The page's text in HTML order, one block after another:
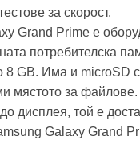
за скорост.
Grand Prime е
потребителска
8 GB. Има и microSD
мястото за файлове.
дисплея, той е
Galaxy Grand